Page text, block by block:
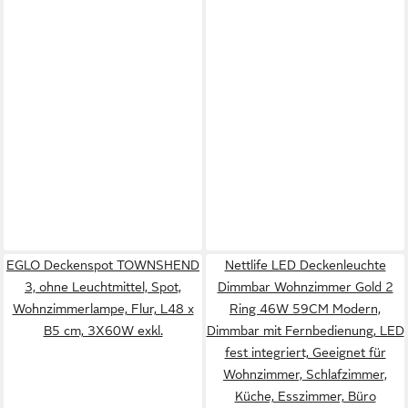
EGLO Deckenspot TOWNSHEND
3, ohne Leuchtmittel, Spot,
Wohnzimmerlampe, Flur, L48 x
B5 cm, 3X60W exkl.
Nettlife LED Deckenleuchte
Dimmbar Wohnzimmer Gold 2
Ring 46W 59CM Modern,
Dimmbar mit Fernbedienung, LED
fest integriert, Geeignet für
Wohnzimmer, Schlafzimmer,
Küche, Esszimmer, Büro